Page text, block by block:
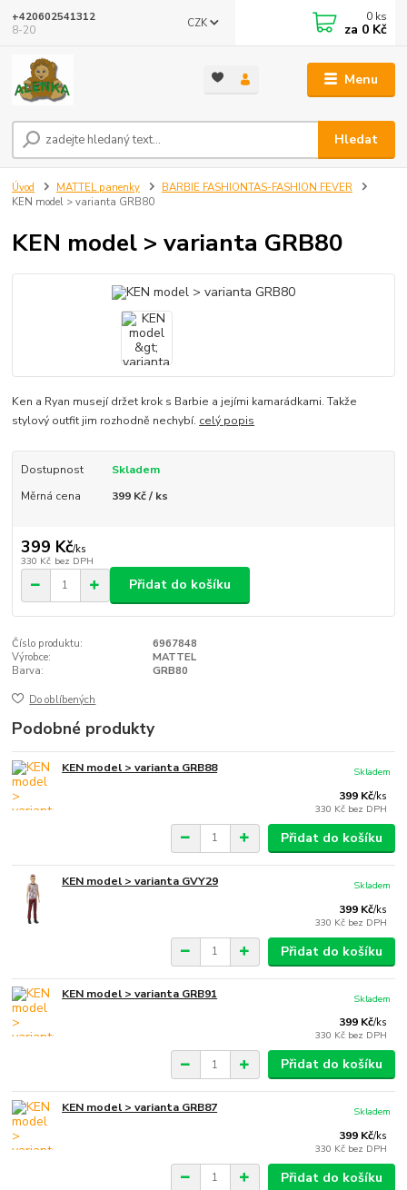
Menu
CZK
Hledat
+420602541312
8-20
0 ks
za 0 Kč
Úvod MATTEL panenky
BARBIE FASHIONTAS-FASHION FEVER
KEN model > varianta GRB80
KEN model > varianta GRB80
Ken a Ryan musejí držet krok s Barbie a jejími kamarádkami. Takže
stylový outfit jim rozhodně nechybí. celý popis
Dostupnost
Skladem
Měrná cena
399 Kč / ks
399 Kč/ks
330 Kč bez DPH
Přidat do košíku
Číslo produktu:
6967848
Výrobce:
MATTEL
Barva:
GRB80
Do oblíbených
Podobné produkty
KEN model > varianta GRB88
399 Kč/ks
330 Kč bez DPH
Skladem
Přidat do košíku
KEN model > varianta GVY29
399 Kč/ks
330 Kč bez DPH
Skladem
Přidat do košíku
KEN model > varianta GRB91
399 Kč/ks
330 Kč bez DPH
Skladem
Přidat do košíku
KEN model > varianta GRB87
399 Kč/ks
330 Kč bez DPH
Skladem
Přidat do košíku